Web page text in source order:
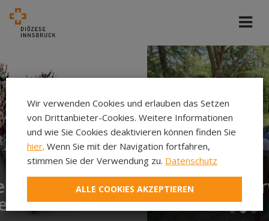
Neuer Pilgerweg Via
Laudato si’
Wir verwenden Cookies und erlauben das Setzen
von Drittanbieter-Cookies. Weitere Informationen
und wie Sie Cookies deaktivieren können finden Sie
hier. Wenn Sie mit der Navigation fortfahren,
stimmen Sie der Verwendung zu. Datenschutz
ALLE COOKIES AKZEPTIEREN